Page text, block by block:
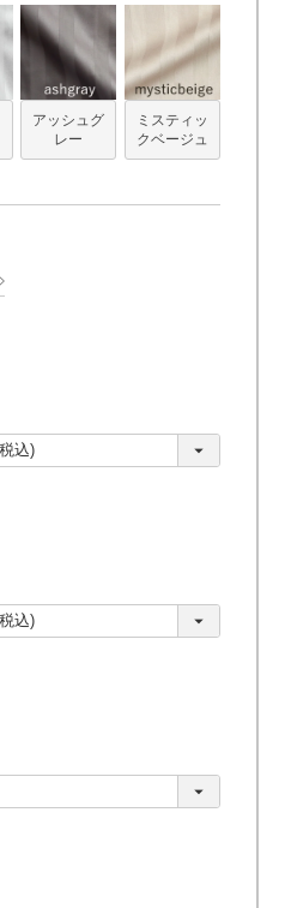
アッシュグ
レー
ミスティッ
クベージュ